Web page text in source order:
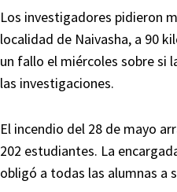
Los investigadores pidieron
localidad de Naivasha, a 90
un fallo el miércoles sobre si
las investigaciones.
El incendio del 28 de mayo
202 estudiantes. La
obligó a todas las alumnas a